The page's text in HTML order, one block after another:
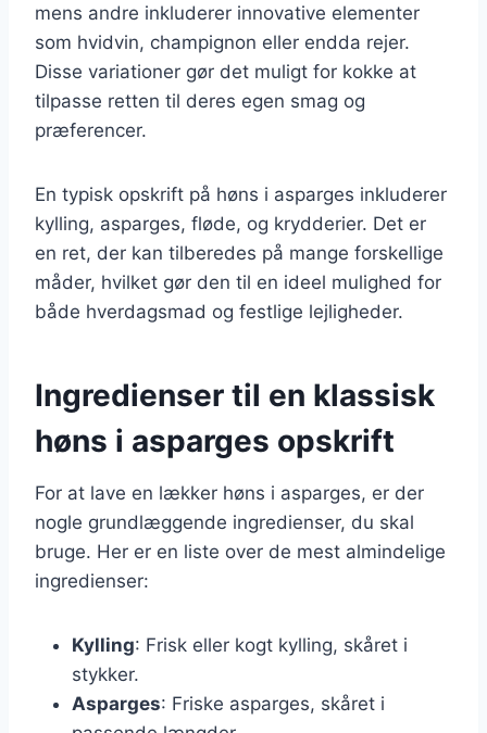
mens andre inkluderer innovative elementer
som hvidvin, champignon eller endda rejer.
Disse variationer gør det muligt for kokke at
tilpasse retten til deres egen smag og
præferencer.
En typisk opskrift på høns i asparges inkluderer
kylling, asparges, fløde, og krydderier. Det er
en ret, der kan tilberedes på mange forskellige
måder, hvilket gør den til en ideel mulighed for
både hverdagsmad og festlige lejligheder.
Ingredienser til en klassisk
høns i asparges opskrift
For at lave en lækker høns i asparges, er der
nogle grundlæggende ingredienser, du skal
bruge. Her er en liste over de mest almindelige
ingredienser:
Kylling: Frisk eller kogt kylling, skåret i
stykker.
Asparges: Friske asparges, skåret i